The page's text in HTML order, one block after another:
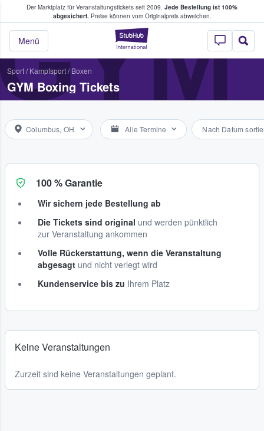
Der Marktplatz für Veranstaltungstickets seit 2009. Jede Bestellung ist 100%
abgesichert.Preise können vom Originalpreis abweichen.
StubHub - Wo
Menü
Tickets kaufen & verkaufen
Sport/ Kampfsport/ Boxen
GYM Boxing Tickets
Columbus, OH Alle Termine Nach Datum
100 % Garantie
Wir sichern jede Bestellung ab
Die Tickets sind original und werden pünktlich
zur Veranstaltung ankommen
Volle Rückerstattung, wenn die Veranstaltung
abgesagt und nicht verlegt wird
Kundenservice bis zu Ihrem Platz
Keine Veranstaltungen
Zurzeit sind keine Veranstaltungen geplant.